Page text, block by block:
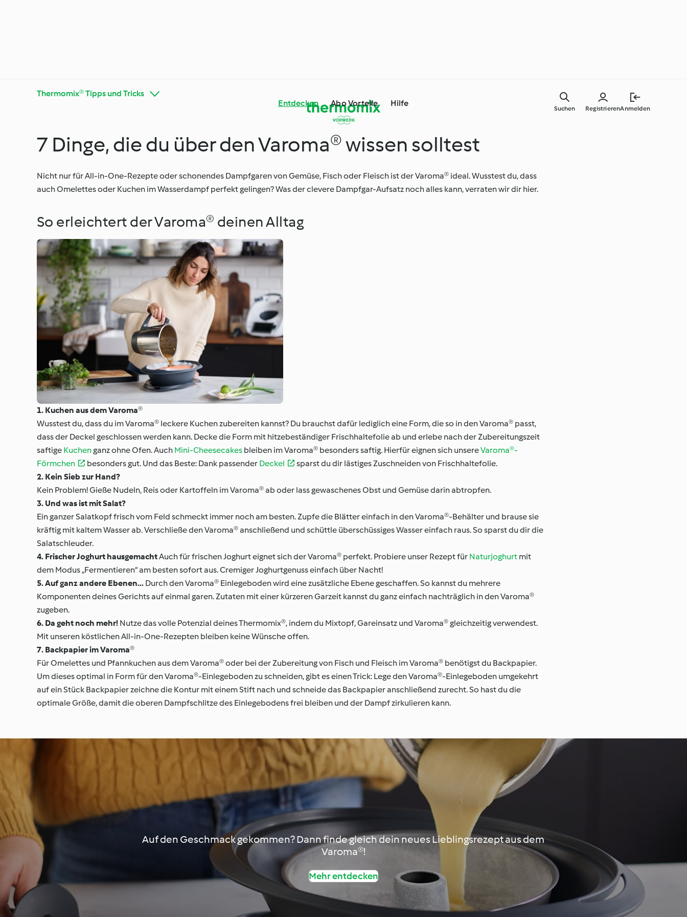
Entdecken Abo Vorteile Hilfe
RegistrierenAnmelden
Suchen
Thermomix® Tipps und Tricks
Auf die Zutat kommt es an
Thermomix® Tipps und
Tricks
Ernährungstrends
7 Dinge, die du über den Varoma® wissen solltest
Nicht nur für All-in-One-Rezepte oder schonendes Dampfgaren von Gemüse, Fisch oder Fleisch ist der Varoma® ideal. Wusstest du, dass
auch Omelettes oder Kuchen im Wasserdampf perfekt gelingen? Was der clevere Dampfgar-Aufsatz noch alles kann, verraten wir dir hier.
So erleichtert der Varoma® deinen Alltag
1. Kuchen aus dem Varoma®
Wusstest du, dass du im Varoma® leckere Kuchen zubereiten kannst? Du brauchst dafür lediglich eine Form, die so in den Varoma® passt,
dass der Deckel geschlossen werden kann. Decke die Form mit hitzebeständiger Frischhaltefolie ab und erlebe nach der Zubereitungszeit
saftige Kuchenganz ohne Ofen. Auch Mini-Cheesecakes bleiben im Varoma® besonders saftig. Hierfür eignen sich unsereVaroma®-
Förmchen
besonders gut. Und das Beste: Dank passender Deckel
sparst du dir lästiges Zuschneiden von Frischhaltefolie.
2. Kein Sieb zur Hand?
Kein Problem! Gieße Nudeln, Reis oder Kartoffeln im Varoma® ab oder lass gewaschenes Obst und Gemüse darin abtropfen.
3. Und was ist mit Salat?
Ein ganzer Salatkopf frisch vom Feld schmeckt immer noch am besten. Zupfe die Blätter einfach in den Varoma®-Behälter und brause sie
kräftig mit kaltem Wasser ab. Verschließe den Varoma® anschließend und schüttle überschüssiges Wasser einfach raus. So sparst du dir die
Salatschleuder.
4. Frischer Joghurt hausgemachtAuch für frischen Joghurt eignet sich der Varoma® perfekt. Probiere unser Rezept für Naturjoghurt mit
dem Modus „Fermentieren“ am besten sofort aus. Cremiger Joghurtgenuss einfach über Nacht!
5. Auf ganz andere Ebenen... Durch den Varoma® Einlegeboden wird eine zusätzliche Ebene geschaffen. So kannst du mehrere
Komponenten deines Gerichts auf einmal garen. Zutaten mit einer kürzeren Garzeit kannst du ganz einfach nachträglich in den Varoma®
zugeben.
6. Da geht noch mehr! Nutze das volle Potenzial deines Thermomix®, indem du Mixtopf, Gareinsatz und Varoma® gleichzeitig verwendest.
Mit unseren köstlichen All-in-One-Rezepten bleiben keine Wünsche offen.
7. Backpapier im Varoma®
Für Omelettes und Pfannkuchen aus dem Varoma® oder bei der Zubereitung von Fisch und Fleisch im Varoma® benötigst du Backpapier.
Um dieses optimal in Form für den Varoma®-Einlegeboden zu schneiden, gibt es einen Trick: Lege den Varoma®-Einlegeboden umgekehrt
auf ein Stück Backpapier zeichne die Kontur mit einem Stift nach und schneide das Backpapier anschließend zurecht. So hast du die
optimale Größe, damit die oberen Dampfschlitze des Einlegebodens frei bleiben und der Dampf zirkulieren kann.
Auf den Geschmack gekommen? Dann finde gleich dein neues Lieblingsrezept aus dem
Varoma®!
Mehr entdecken